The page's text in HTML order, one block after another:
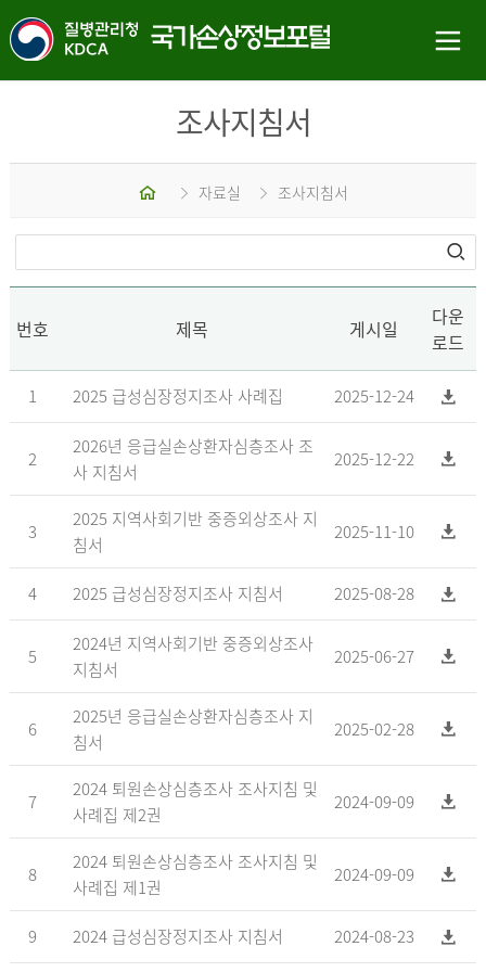
조사지침서
홈 자료실 조사지침서
번호 제목 게시일
다운
로드
1 2025 급성심장정지조사 사례집 2025-12-24
2
2026년 응급실손상환자심층조사 조
사 지침서
2025-12-22
3
2025 지역사회기반 중증외상조사 지
침서
2025-11-10
4 2025 급성심장정지조사 지침서 2025-08-28
5
2024년 지역사회기반 중증외상조사
지침서
2025-06-27
6
2025년 응급실손상환자심층조사 지
침서
2025-02-28
7
2024 퇴원손상심층조사 조사지침 및
사례집 제2권
2024-09-09
8
2024 퇴원손상심층조사 조사지침 및
사례집 제1권
2024-09-09
9 2024 급성심장정지조사 지침서 2024-08-23